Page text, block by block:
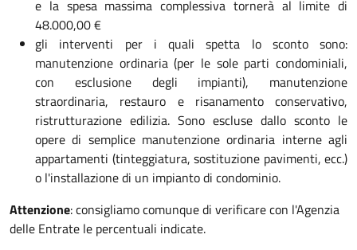
e la spesa massima complessiva tornerà al limite di
48.000,00 €
gli interventi per i quali spetta lo sconto sono:
manutenzione ordinaria (per le sole parti condominiali,
con esclusione degli impianti), manutenzione
straordinaria, restauro e risanamento conservativo,
ristrutturazione edilizia. Sono escluse dallo sconto le
opere di semplice manutenzione ordinaria interne agli
appartamenti (tinteggiatura, sostituzione pavimenti, ecc.)
o l'installazione di un impianto di condominio.
Attenzione: consigliamo comunque di verificare con l'Agenzia
delle Entrate le percentuali indicate.